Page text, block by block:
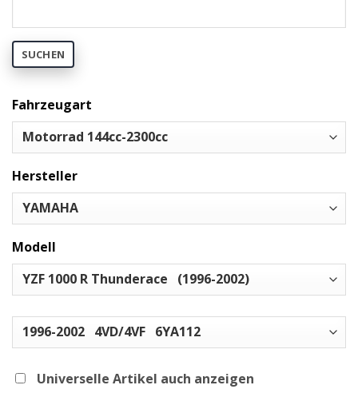
SUCHEN
Fahrzeugart
Hersteller
Modell
Universelle Artikel auch anzeigen